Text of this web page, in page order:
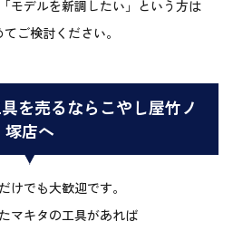
モデルを新調したい」という方は
ご検討ください。
を売るならこやし屋竹ノ
塚店へ
けでも大歓迎です。
マキタの工具があれば